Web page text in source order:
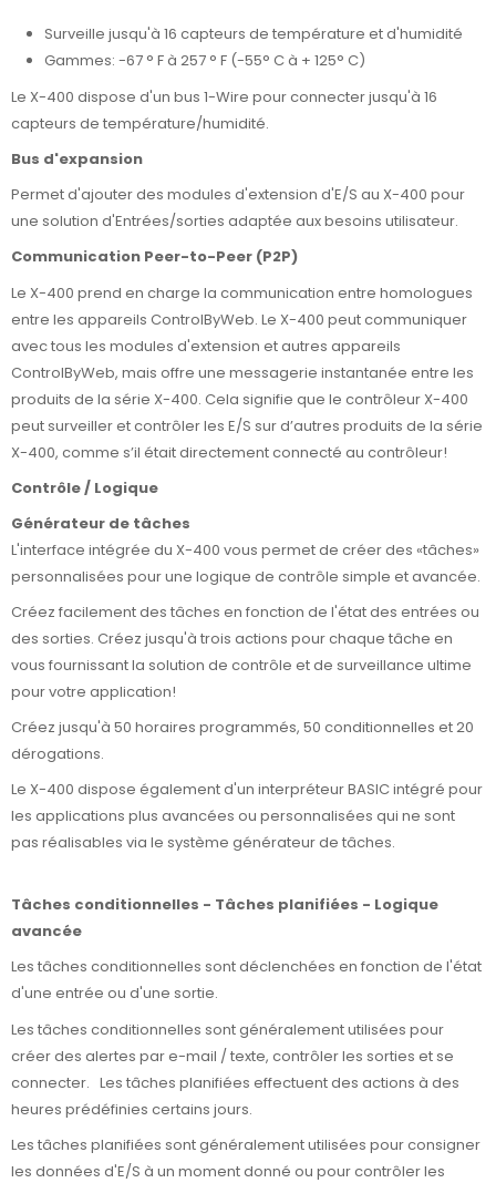
Surveille jusqu'à 16 capteurs de température et d'humidité
Gammes: -67 ° F à 257 ° F (-55° C à + 125° C)
Le X-400 dispose d'un bus 1-Wire pour connecter jusqu'à 16
capteurs de température/humidité.
Bus d'expansion
Permet d'ajouter des modules d'extension d'E/S au X-400 pour
une solution d'Entrées/sorties adaptée aux besoins utilisateur.
Communication Peer-to-Peer (P2P)
Le X-400 prend en charge la communication entre homologues
entre les appareils ControlByWeb. Le X-400 peut communiquer
avec tous les modules d'extension et autres appareils
ControlByWeb, mais offre une messagerie instantanée entre les
produits de la série X-400. Cela signifie que le contrôleur X-400
peut surveiller et contrôler les E/S sur d’autres produits de la série
X-400, comme s’il était directement connecté au contrôleur!
Contrôle / Logique
Générateur de tâches
L'interface intégrée du X-400 vous permet de créer des «tâches»
personnalisées pour une logique de contrôle simple et avancée.
Créez facilement des tâches en fonction de l'état des entrées ou
des sorties. Créez jusqu'à trois actions pour chaque tâche en
vous fournissant la solution de contrôle et de surveillance ultime
pour votre application!
Créez jusqu'à 50 horaires programmés, 50 conditionnelles et 20
dérogations.
Le X-400 dispose également d'un interpréteur BASIC intégré pour
les applications plus avancées ou personnalisées qui ne sont
pas réalisables via le système générateur de tâches.
Tâches conditionnelles - Tâches planifiées - Logique
avancée
Les tâches conditionnelles sont déclenchées en fonction de l'état
d'une entrée ou d'une sortie.
Les tâches conditionnelles sont généralement utilisées pour
créer des alertes par e-mail / texte, contrôler les sorties et se
connecter. Les tâches planifiées effectuent des actions à des
heures prédéfinies certains jours.
Les tâches planifiées sont généralement utilisées pour consigner
les données d'E/S à un moment donné ou pour contrôler les